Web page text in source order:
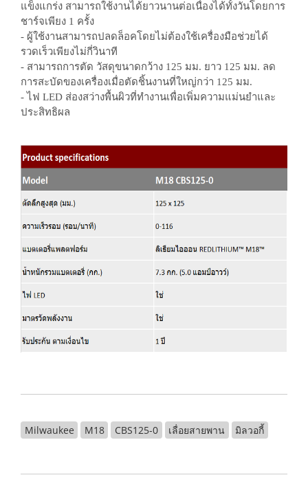
แข็งแกร่ง สามารถใช้งานได้ยาวนานต่อเนื่องได้ทั้งวันโดยการ
ชาร์จเพียง 1 ครั้ง
- ผู้ใช้งานสามารถปลดล็อคโดยไม่ต้องใช้เครื่องมือช่วยได้
รวดเร็วเพียงไม่กี่วินาที
- สามารถการตัด วัสดุขนาดกว้าง 125 มม. ยาว 125 มม. ลด
การสะบัดของเครื่องเมื่อตัดชิ้นงานที่ใหญ่กว่า 125 มม.
- ไฟ LED ส่องสว่างพื้นผิวที่ทำงานเพื่อเพิ่มความแม่นยำและ
ประสิทธิผล
Milwaukee M18 CBS125-0 เลื่อยสายพาน มิลวอกี้